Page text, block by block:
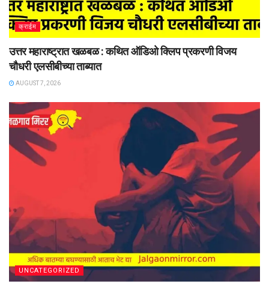
क्राईम
उत्तर महाराष्ट्रात खळबळ : कथित ऑडिओ क्लिप प्रकरणी विजय
चौधरी एलसीबीच्या ताब्यात
AUGUST 7, 2026
UNCATEGORIZED